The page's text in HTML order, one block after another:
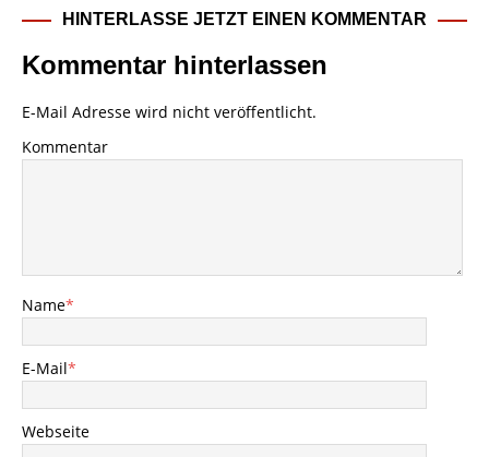
HINTERLASSE JETZT EINEN KOMMENTAR
Kommentar hinterlassen
E-Mail Adresse wird nicht veröffentlicht.
Kommentar
Name*
E-Mail*
Webseite